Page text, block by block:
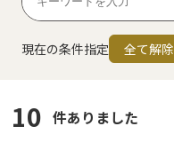
現在の条件指定 全て解除
10 件ありました